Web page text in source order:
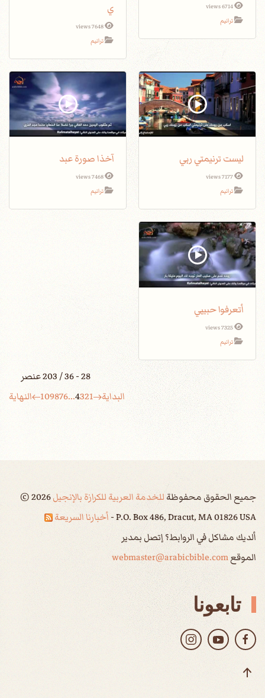
6714 views
ترانيم
ي
7648 views
ترانيم
ليست ترنيمتي ربي
7177 views
ترانيم
آخذا صورة عبد
7468 views
ترانيم
أتعرفوا حبيبي
7325 views
ترانيم
28 - 36 / 203 عنصر
البداية
1
2
3
4
...
6
7
8
9
10 النهاية
جميع الحقوق محفوظةللخدمة العربية للكرازة بالإنجيل ©2026
P.O. Box 486, Dracut, MA 01826 USA - أخبارنا السريعة
ألديك مشاكل في الروابط؟ إتصل بمدير
الموقعwebmaster@arabicbible.com
تابعونا